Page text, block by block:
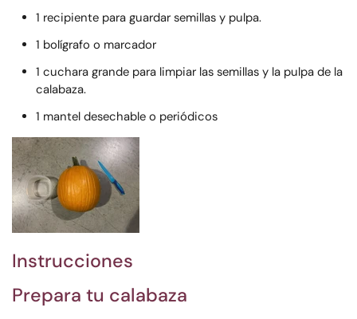
1 recipiente para guardar semillas y pulpa.
1 bolígrafo o marcador
1 cuchara grande para limpiar las semillas y la pulpa de la
calabaza.
1 mantel desechable o periódicos
Instrucciones
Prepara tu calabaza